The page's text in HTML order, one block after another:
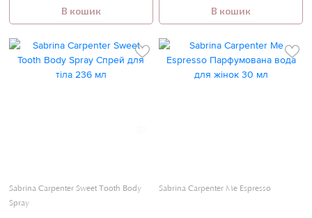
В кошик В кошик
Sabrina Carpenter Sweet Tooth Body
Spray
Sabrina Carpenter Me Espresso